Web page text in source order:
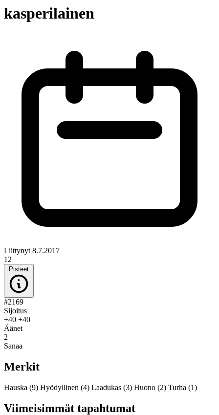
kasperilainen
Liittynyt 8.7.2017
12
Pisteet
#2169
Sijoitus
+40 +40
Äänet
2
Sanaa
Merkit
Hauska (9) Hyödyllinen (4) Laadukas (3) Huono (2) Turha (1)
Viimeisimmät tapahtumat